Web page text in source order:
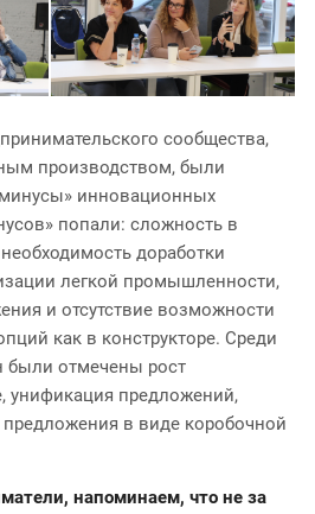
сообщества,
производством, были
инновационных
попали: сложность в
доработки
легкой промышленности,
и отсутствие возможности
как в конструкторе. Среди
были отмечены рост
унификация предложений,
в виде коробочной
напоминаем, что не за